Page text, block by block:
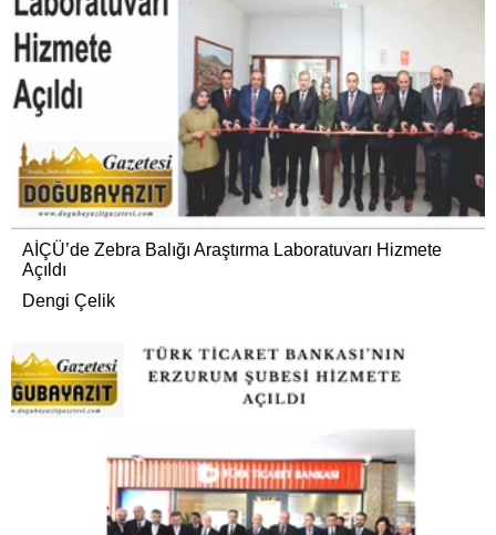
AİÇÜ’de Zebra Balığı Araştırma Laboratuvarı Hizmete
Açıldı
Dengi Çelik